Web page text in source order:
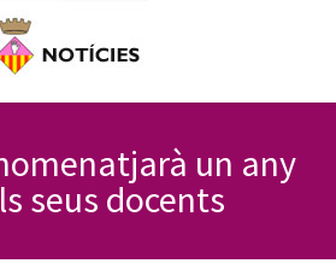
un any
seus docents